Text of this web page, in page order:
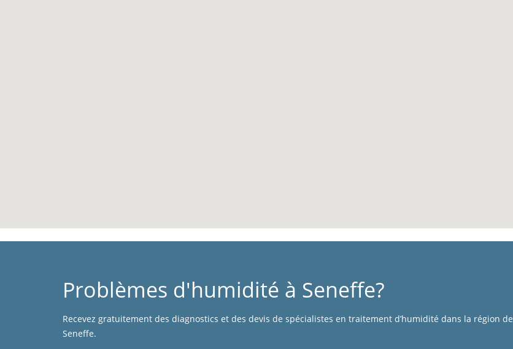
Problèmes d'humidité à Seneffe?
Recevez gratuitement des diagnostics et des devis de spécialistes en traitement d’humidité dans la région de
Seneffe.